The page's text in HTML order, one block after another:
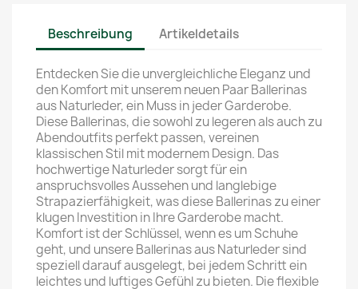
Beschreibung Artikeldetails
Entdecken Sie die unvergleichliche Eleganz und
den Komfort mit unserem neuen Paar Ballerinas
aus Naturleder, ein Muss in jeder Garderobe.
Diese Ballerinas, die sowohl zu legeren als auch zu
Abendoutfits perfekt passen, vereinen
klassischen Stil mit modernem Design. Das
hochwertige Naturleder sorgt für ein
anspruchsvolles Aussehen und langlebige
Strapazierfähigkeit, was diese Ballerinas zu einer
klugen Investition in Ihre Garderobe macht.
Komfort ist der Schlüssel, wenn es um Schuhe
geht, und unsere Ballerinas aus Naturleder sind
speziell darauf ausgelegt, bei jedem Schritt ein
leichtes und luftiges Gefühl zu bieten. Die flexible